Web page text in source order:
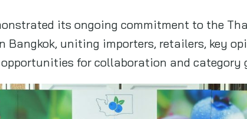
its ongoing commitment to the
uniting importers, retailers, key
for collaboration and category